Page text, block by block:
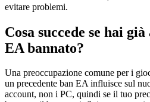
evitare problemi.
Cosa succede se hai
EA bannato?
Una preoccupazione comune per i
un precedente ban EA influisce sul
account, non i PC, quindi se il tuo